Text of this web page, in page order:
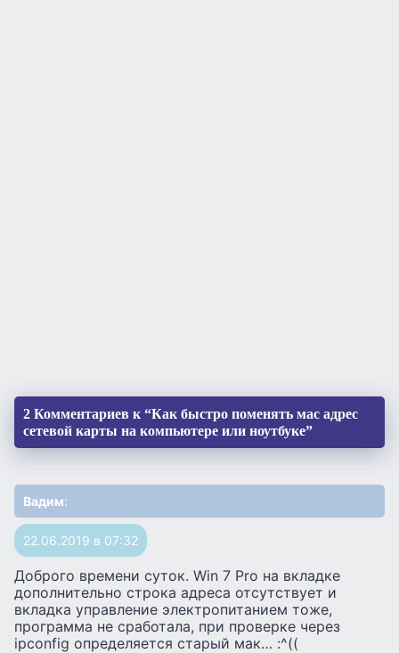
2 Комментариев к “Как быстро поменять мас адрес
сетевой карты на компьютере или ноутбуке”
Вадим:
22.06.2019 в 07:32
Доброго времени суток. Win 7 Pro на вкладке
дополнительно строка адреса отсутствует и
вкладка управление электропитанием тоже,
программа не сработала, при проверке через
ipconfig определяется старый мак… :^((